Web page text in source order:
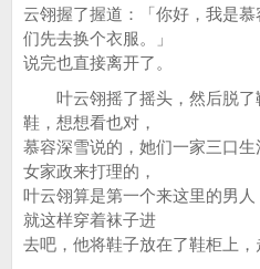
云翎握了握道：「你好，我是
们先去换个衣服。」
说完也直接离开了。
叶云翎摇了摇头，然后脱了
鞋，想想看也对，
慕容深雪说的，她们一家三口
女家政来打理的，
叶云翎算是第一个来这里的男
就这样穿着袜子进
去吧，他将鞋子放在了鞋柜上，